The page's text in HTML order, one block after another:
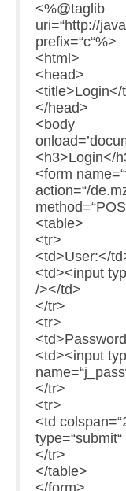
<%@taglib
uri=“http://
prefix=“c“%>
<html>
<head>
<title>Login</
</head>
<body
<h3>Login</
<form
action=“/
<table>
<tr>
<td>User:</
<td><input
/></td>
</tr>
<tr>
<td><input
</tr>
<tr>
<td
</tr>
</table>
</form>